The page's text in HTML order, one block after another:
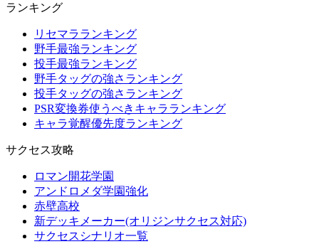
ランキング
リセマラランキング
野手最強ランキング
投手最強ランキング
野手タッグの強さランキング
投手タッグの強さランキング
PSR変換券使うべきキャラランキング
キャラ覚醒優先度ランキング
サクセス攻略
ロマン開花学園
アンドロメダ学園強化
赤壁高校
新デッキメーカー(オリジンサクセス対応)
サクセスシナリオ一覧